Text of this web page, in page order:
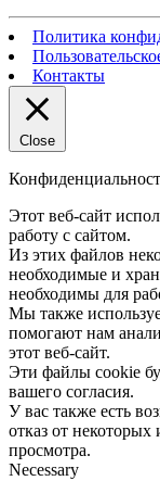
Политика
Контакты
Close
Этот веб-сайт
работу с сайтом.
Из этих файлов
необходимые и
необходимы для
Мы также
помогают нам
этот веб-сайт.
Эти файлы cookie
вашего согласия.
У вас также есть
отказ от
просмотра.
Necessary